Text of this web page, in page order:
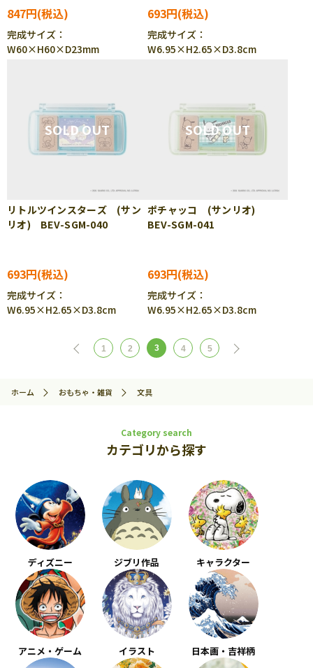
847円
完成サイズ：
W60×H60×D23mm
693円
完成サイズ：
W6.95×H2.65×D3.8cm
リトルツインスターズ (サン
リオ) BEV-SGM-040
693円
完成サイズ：
W6.95×H2.65×D3.8cm
ポチャッコ (サンリオ)
BEV-SGM-041
693円
完成サイズ：
W6.95×H2.65×D3.8cm
1 2 3 4 5
ホーム おもちゃ・雑貨 文具
Category search
カテゴリから探す
ディズニー ジブリ作品 キャラクター
アニメ・ゲーム イラスト 日本画・吉祥柄